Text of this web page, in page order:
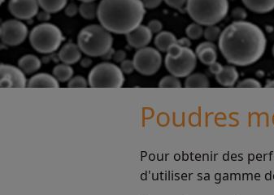
Poudres
Pour obtenir des
d'utiliser sa gamme